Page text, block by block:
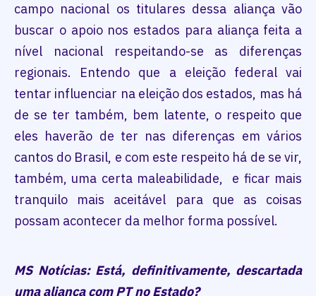
campo nacional os titulares dessa aliança vão
buscar o apoio nos estados para aliança feita a
nível nacional respeitando-se as diferenças
regionais. Entendo que a eleição federal vai
tentar influenciar na eleição dos estados, mas há
de se ter também, bem latente, o respeito que
eles haverão de ter nas diferenças em vários
cantos do Brasil, e com este respeito há de se vir,
também, uma certa maleabilidade, e ficar mais
tranquilo mais aceitável para que as coisas
possam acontecer da melhor forma possível.
MS Notícias: Está, definitivamente, descartada
uma aliança com PT no Estado?